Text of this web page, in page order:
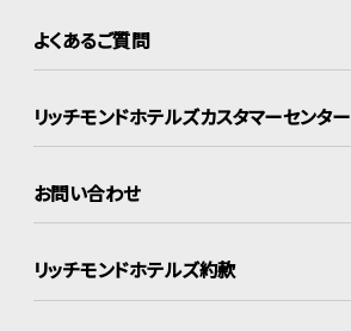
よくあるご質問
リッチモンドホテルズカスタマーセンター
お問い合わせ
リッチモンドホテルズ約款